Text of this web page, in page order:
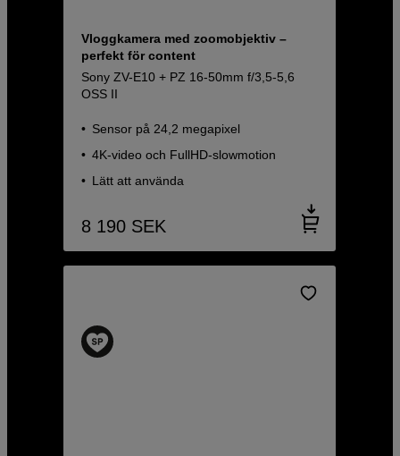
Vloggkamera med zoomobjektiv –
perfekt för content
Sony ZV-E10 + PZ 16-50mm f/3,5-5,6
OSS II
Sensor på 24,2 megapixel
4K-video och FullHD-slowmotion
Lätt att använda
8 190 SEK